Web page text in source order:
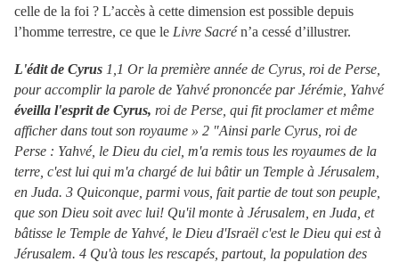
celle de la foi ? L’accès à cette dimension est possible depuis
l’homme terrestre, ce que le Livre Sacrén’a cessé d’illustrer.
L'édit de Cyrus 1,1 Or la première année de Cyrus, roi de Perse,
pour accomplir la parole de Yahvé prononcée par Jérémie, Yahvé
éveilla l'esprit de Cyrus, roi de Perse, qui fit proclamer et même
afficher dans tout son royaume » 2 "Ainsi parle Cyrus, roi de
Perse : Yahvé, le Dieu du ciel, m'a remis tous les royaumes de la
terre, c'est lui qui m'a chargé de lui bâtir un Temple à Jérusalem,
en Juda. 3 Quiconque, parmi vous, fait partie de tout son peuple,
que son Dieu soit avec lui! Qu'il monte à Jérusalem, en Juda, et
bâtisse le Temple de Yahvé, le Dieu d'Israël c'est le Dieu qui est à
Jérusalem. 4 Qu'à tous les rescapés, partout, la population des